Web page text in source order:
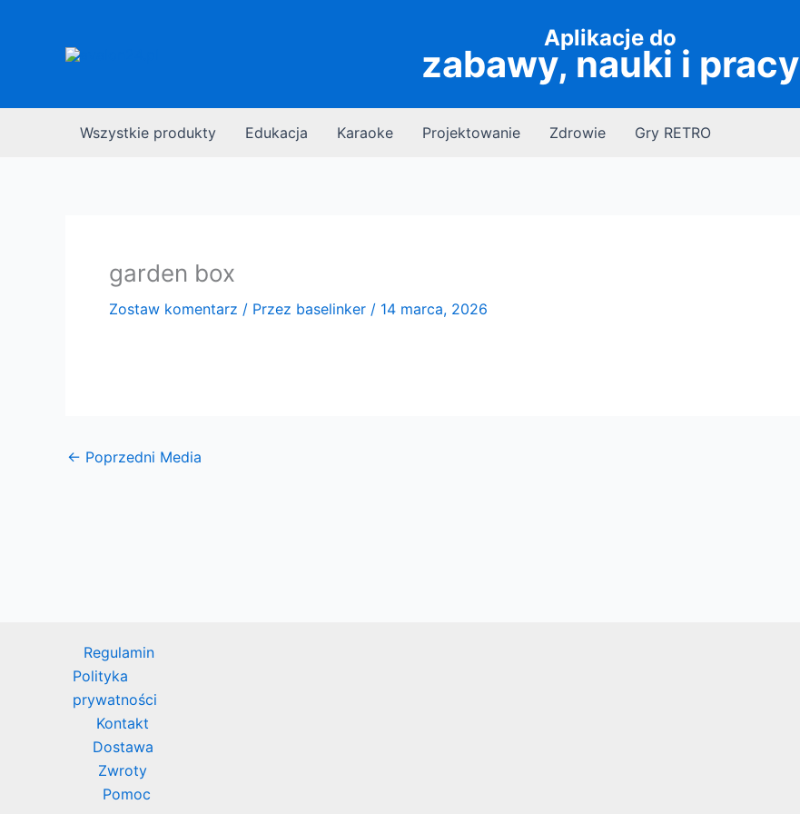
Aplikacje do
zabawy, nauki i pracy
Wszystkie produkty Edukacja Karaoke Projektowanie Zdrowie Gry RETRO
garden box
Zostaw komentarz / Przez baselinker / 14 marca, 2026
← Poprzedni Media
Regulamin
Polityka
prywatności
Kontakt
Dostawa
Zwroty
Pomoc